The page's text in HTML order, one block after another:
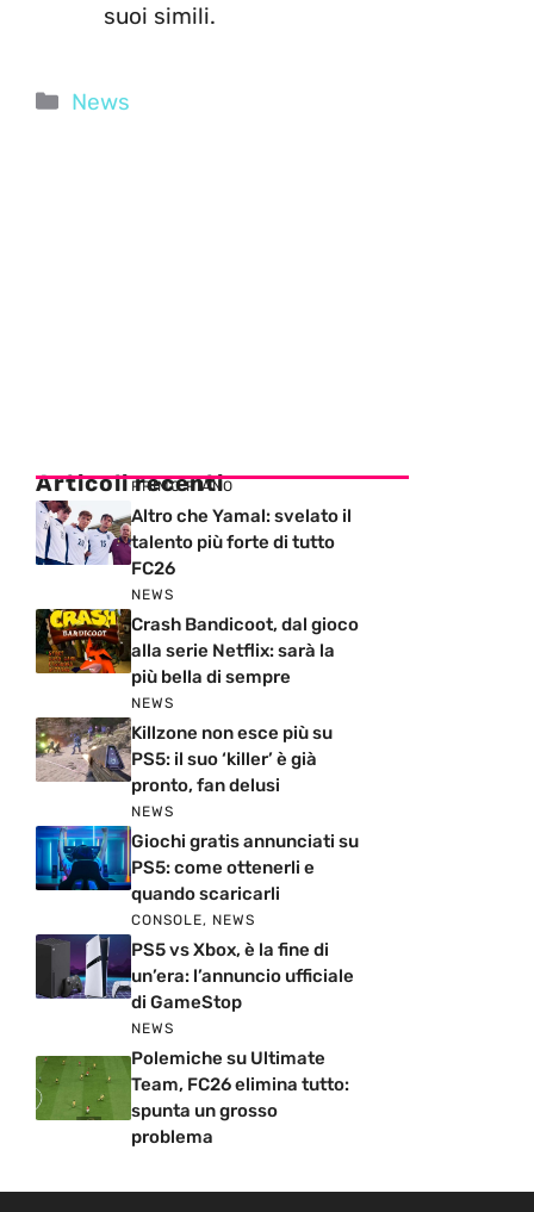
suoi simili.
Categorie
News
Articoli recenti
PRIMO PIANO
Altro che Yamal: svelato il
talento più forte di tutto
FC26
NEWS
Crash Bandicoot, dal gioco
alla serie Netflix: sarà la
più bella di sempre
NEWS
Killzone non esce più su
PS5: il suo ‘killer’ è già
pronto, fan delusi
NEWS
Giochi gratis annunciati su
PS5: come ottenerli e
quando scaricarli
CONSOLE, NEWS
PS5 vs Xbox, è la fine di
un’era: l’annuncio ufficiale
di GameStop
NEWS
Polemiche su Ultimate
Team, FC26 elimina tutto:
spunta un grosso
problema